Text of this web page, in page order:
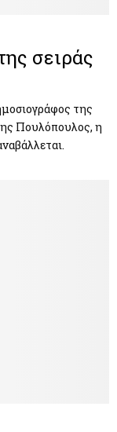
σειράς
της
Πουλόπουλος, η